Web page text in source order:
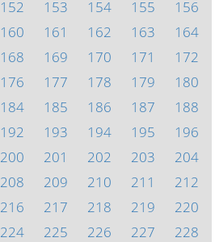
152 153 154 155
156
160 161 162 163
164
168 169 170 171
172
176 177 178 179
180
184 185 186 187
188
192 193 194 195
196
200 201 202 203
204
208 209 210 211
212
216 217 218 219
220
224 225 226 227
228